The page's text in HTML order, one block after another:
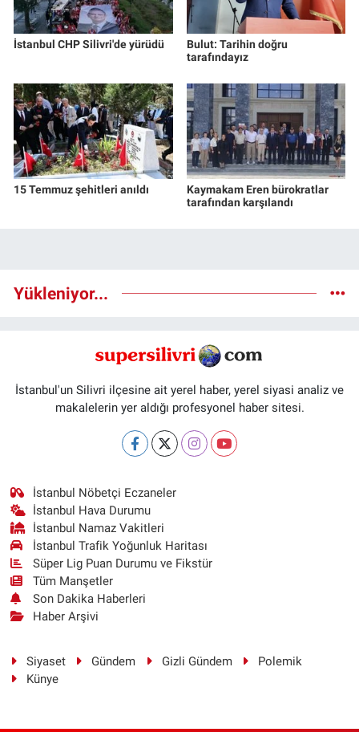
İstanbul CHP Silivri'de yürüdü
Bulut: Tarihin doğru
tarafındayız
15 Temmuz şehitleri anıldı
Kaymakam Eren bürokratlar
tarafından karşılandı
Yükleniyor...
İstanbul'un Silivri ilçesine ait yerel haber, yerel siyasi analiz ve
makalelerin yer aldığı profesyonel haber sitesi.
İstanbul Nöbetçi Eczaneler
İstanbul Hava Durumu
İstanbul Namaz Vakitleri
İstanbul Trafik Yoğunluk Haritası
Süper Lig Puan Durumu ve Fikstür
Tüm Manşetler
Son Dakika Haberleri
Haber Arşivi
Siyaset Gündem Gizli Gündem
Polemik
Künye